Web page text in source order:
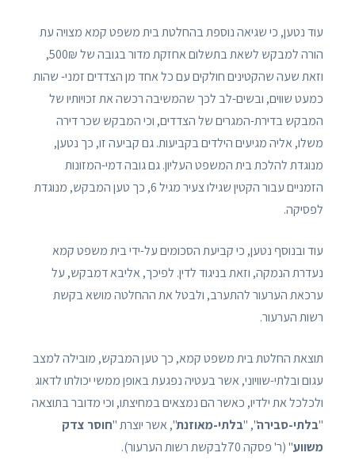
עוד נטען, כי שגיאה נוספת בהחלטת בית משפט קמא מצויה עת
הורה למבקש לשאת בתשלום אחזקת מדור בגובה של 500₪,
וזאת שעה שהקטינים חולקים עם כל אחד מן הצדדים זמני- שהות
כמעט שווים, ובשים-לב לכך שהמשיבה רכשה את זכויותיו של
המבקש בדירת-המגרים של הצדדים, וכי המבקש שכר דירה
משלו, אליה מגיעים הילדים בקביעות. גם קביעה זו, כך נטען,
מנוגדת להלכת בית המשפט העליון. גם גובה דמי-המזונות
הזמניים עבור הקטין שגילו צעיר מגיל 6, כך טען המבקש, מנוגדת
לפסיקה.
עוד ובנוסף נטען, כי קביעת הסכומים על-ידי בית משפט קמא
נעדרת הנמקה, וזאת בניגוד לדין. לפיכך, אליבא דמבקש, על
ערכאת הערעור להתערב, ולבטל את ההחלטה מושא בקשת
רשות הערעור.
תוצאת החלטת בית משפט קמא, כך טען המבקש, מובילה למצב
עגום ובלתי-שוויוני, אשר בעטיה נפגעת באופן ממשי יכולתו לדאוג
ולכלכל את ילדיו, כאשר הם נמצאים במחיצתו, וכי מדובר בתוצאה
"בלתי-סבירה", "בלתי-מאוזנת", אשר יוצרת "חוסר צדק
משווע" (ר' פסקה 70לבקשת רשות הערעור).